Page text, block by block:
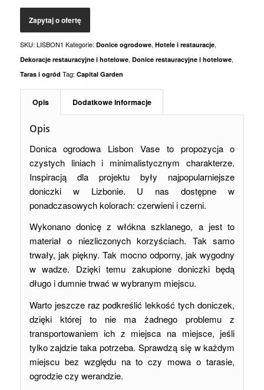
SKU: LISBON1 Kategorie: Donice ogrodowe, Hotele i restauracje,
Dekoracje restauracyjne i hotelowe, Donice restauracyjne i hotelowe,
Taras i ogród Tag: Capital Garden
Opis Dodatkowe informacje
Opis
Donica ogrodowa Lisbon Vase to propozycja o
czystych liniach i minimalistycznym charakterze.
Inspiracją dla projektu były najpopularniejsze
doniczki w Lizbonie. U nas dostępne w
ponadczasowych kolorach: czerwieni i czerni.
Wykonano donicę z włókna szklanego, a jest to
materiał o niezliczonych korzyściach. Tak samo
trwały, jak piękny. Tak mocno odporny, jak wygodny
w wadze. Dzięki temu zakupione doniczki będą
długo i dumnie trwać w wybranym miejscu.
Warto jeszcze raz podkreślić lekkość tych doniczek,
dzięki której to nie ma żadnego problemu z
transportowaniem ich z miejsca na miejsce, jeśli
tylko zajdzie taka potrzeba. Sprawdzą się w każdym
miejscu bez względu na to czy mowa o tarasie,
ogrodzie czy werandzie.